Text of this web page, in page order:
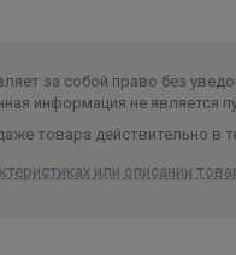
за собой право без
информация не является
товара действительно в
или описании